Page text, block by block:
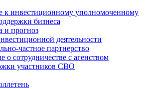
к инвестиционному уполномоченному
бизнеса
и прогноз
деятельности
частное партнерство
о сотрудничестве с агенством
участников СВО